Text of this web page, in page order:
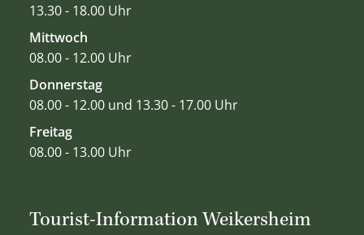
13.30 - 18.00 Uhr
Mittwoch
08.00 - 12.00 Uhr
Donnerstag
08.00 - 12.00 und 13.30 - 17.00 Uhr
Freitag
08.00 - 13.00 Uhr
Tourist-Information Weikersheim